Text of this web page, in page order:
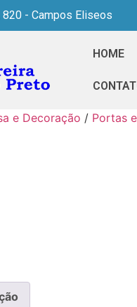
- Campos Eliseos
HOME
e Decoração / Portas